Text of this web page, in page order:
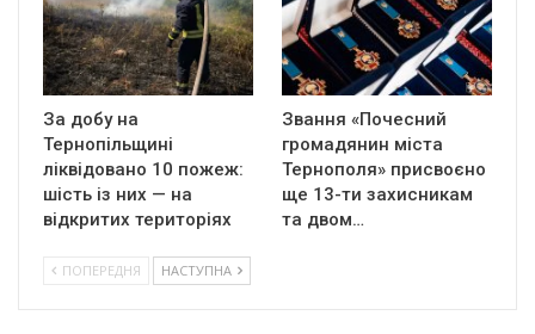
За добу на
Тернопільщині
ліквідовано 10 пожеж:
шість із них — на
відкритих територіях
Звання «Почесний
громадянин міста
Тернополя» присвоєно
ще 13-ти захисникам
та двом…
ПОПЕРЕДНЯ НАСТУПНА